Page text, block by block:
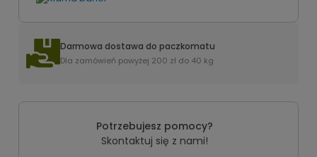
Darmowa dostawa do paczkomatu
Dla zamówień powyżej 200 zł do 40 kg
Potrzebujesz pomocy?
Skontaktuj się z nami!